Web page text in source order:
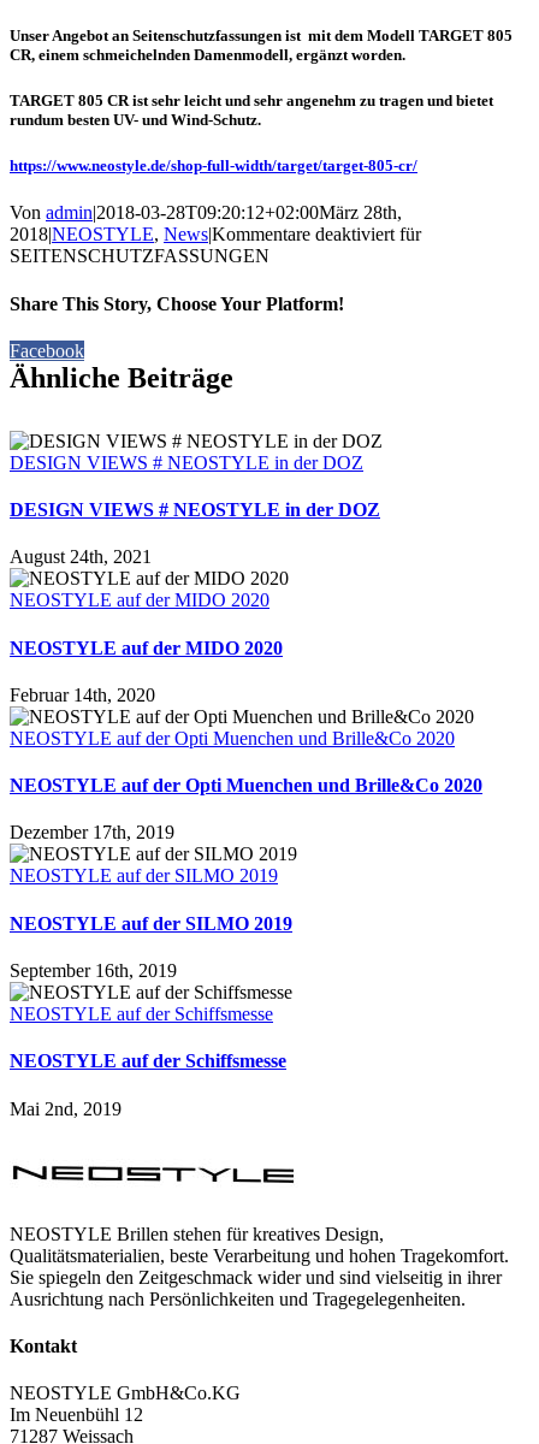
Unser Angebot an Seitenschutzfassungen ist mit dem Modell TARGET 805
CR, einem schmeichelnden Damenmodell, ergänzt worden.
TARGET 805 CR ist sehr leicht und sehr angenehm zu tragen und bietet
rundum besten UV- und Wind-Schutz.
https://www.neostyle.de/shop-full-width/target/target-805-cr/
Von admin|2018-03-28T09:20:12+02:00März 28th,
2018|NEOSTYLE, News|Kommentare deaktiviert für
SEITENSCHUTZFASSUNGEN
Share This Story, Choose Your Platform!
Facebook
Ähnliche Beiträge
DESIGN VIEWS # NEOSTYLE in der DOZ
DESIGN VIEWS # NEOSTYLE in der DOZ
August 24th, 2021
NEOSTYLE auf der MIDO 2020
NEOSTYLE auf der MIDO 2020
Februar 14th, 2020
NEOSTYLE auf der Opti Muenchen und Brille&Co 2020
NEOSTYLE auf der Opti Muenchen und Brille&Co 2020
Dezember 17th, 2019
NEOSTYLE auf der SILMO 2019
NEOSTYLE auf der SILMO 2019
September 16th, 2019
NEOSTYLE auf der Schiffsmesse
NEOSTYLE auf der Schiffsmesse
Mai 2nd, 2019
NEOSTYLE Brillen stehen für kreatives Design,
Qualitätsmaterialien, beste Verarbeitung und hohen Tragekomfort.
Sie spiegeln den Zeitgeschmack wider und sind vielseitig in ihrer
Ausrichtung nach Persönlichkeiten und Tragegelegenheiten.
Kontakt
NEOSTYLE GmbH&Co.KG
Im Neuenbühl 12
71287 Weissach